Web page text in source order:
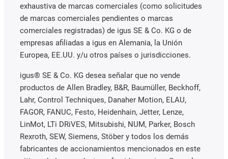
exhaustiva de marcas comerciales (como solicitudes
de marcas comerciales pendientes o marcas
comerciales registradas) de igus SE & Co. KG o de
empresas afiliadas a igus en Alemania, la Unión
Europea, EE.UU. y/u otros países o jurisdicciones.
igus® SE & Co. KG desea señalar que no vende
productos de Allen Bradley, B&R, Baumüller, Beckhoff,
Lahr, Control Techniques, Danaher Motion, ELAU,
FAGOR, FANUC, Festo, Heidenhain, Jetter, Lenze,
LinMot, LTi DRiVES, Mitsubishi, NUM, Parker, Bosch
Rexroth, SEW, Siemens, Stöber y todos los demás
fabricantes de accionamientos mencionados en este